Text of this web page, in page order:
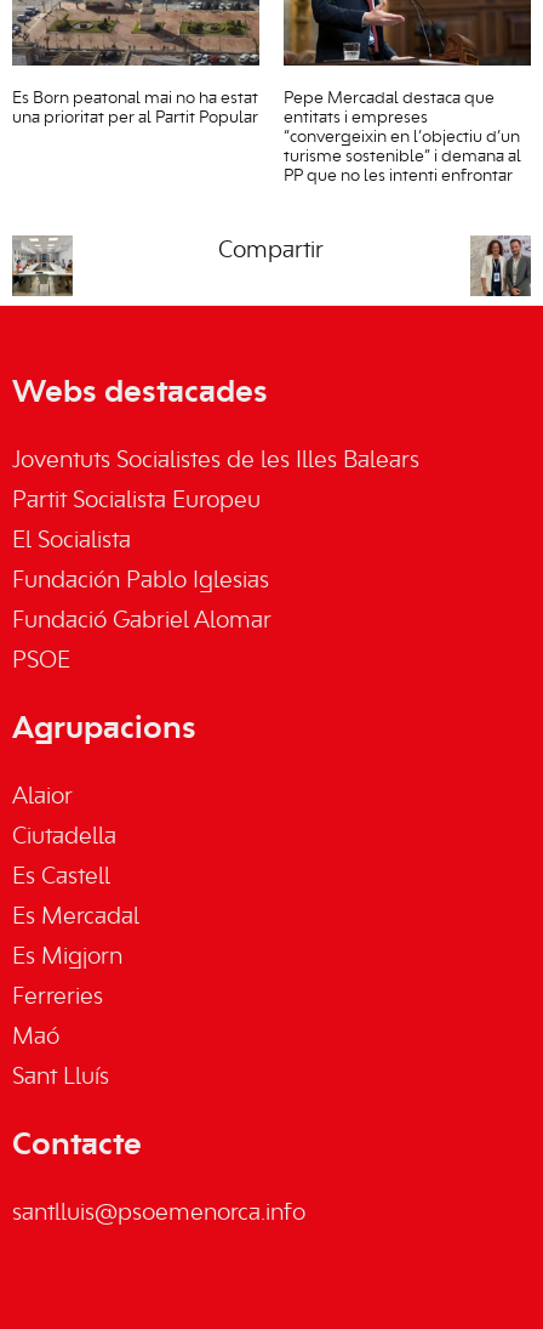
Es Born peatonal mai no ha estat
una prioritat per al Partit Popular
Pepe Mercadal destaca que
entitats i empreses
“convergeixin en l’objectiu d’un
turisme sostenible” i demana al
PP que no les intenti enfrontar
Compartir
Webs destacades
Joventuts Socialistes de les Illes Balears
Partit Socialista Europeu
El Socialista
Fundación Pablo Iglesias
Fundació Gabriel Alomar
PSOE
Agrupacions
Alaior
Ciutadella
Es Castell
Es Mercadal
Es Migjorn
Ferreries
Maó
Sant Lluís
Contacte
santlluis@psoemenorca.info